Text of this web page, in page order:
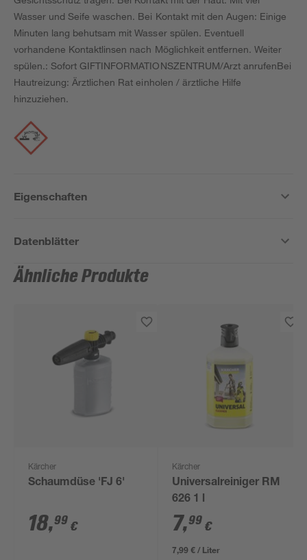
Wasser und Seife waschen. Bei Kontakt mit den Augen: Einige
Minuten lang behutsam mit Wasser spülen. Eventuell
vorhandene Kontaktlinsen nach Möglichkeit entfernen. Weiter
spülen.: Sofort GIFTINFORMATIONSZENTRUM/Arzt anrufenBei
Hautreizung: Ärztlichen Rat einholen / ärztliche Hilfe
hinzuziehen.
Eigenschaften
Datenblätter
Ähnliche Produkte
Kärcher
Schaumdüse 'FJ 6'
18,99 €
Kärcher
Universalreiniger RM
626 1 l
7,99 €
7,99 € / Liter